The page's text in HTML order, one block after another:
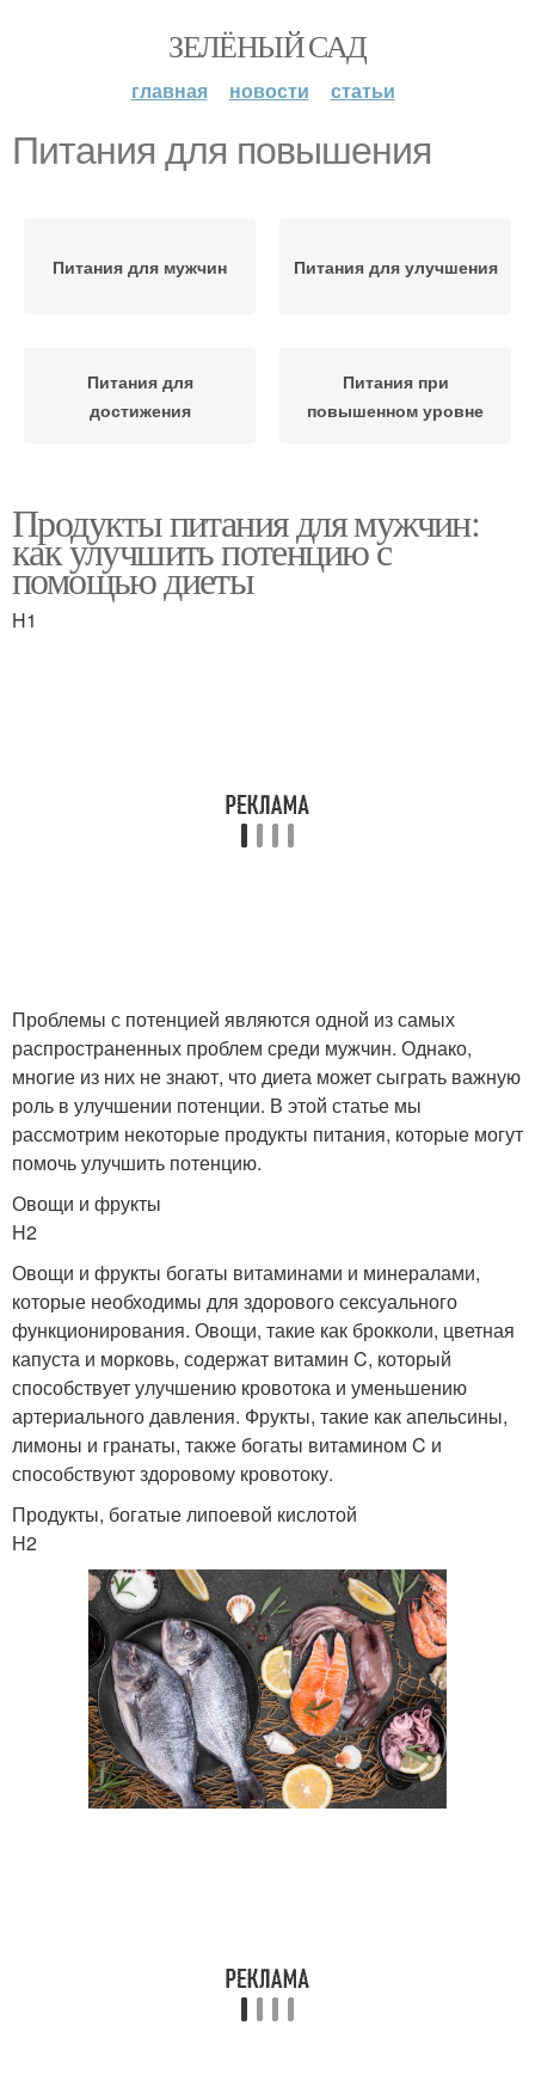
ЗЕЛЁНЫЙ САД
главная новости статьи
Питания для повышения
Питания для мужчин Питания для улучшения
Питания для
достижения
Питания при
повышенном уровне
Продукты питания для мужчин:
как улучшить потенцию с
помощью диеты
H1
Проблемы с потенцией являются одной из самых
распространенных проблем среди мужчин. Однако,
многие из них не знают, что диета может сыграть важную
роль в улучшении потенции. В этой статье мы
рассмотрим некоторые продукты питания, которые могут
помочь улучшить потенцию.
Овощи и фрукты
H2
Овощи и фрукты богаты витаминами и минералами,
которые необходимы для здорового сексуального
функционирования. Овощи, такие как брокколи, цветная
капуста и морковь, содержат витамин C, который
способствует улучшению кровотока и уменьшению
артериального давления. Фрукты, такие как апельсины,
лимоны и гранаты, также богаты витамином C и
способствуют здоровому кровотоку.
Продукты, богатые липоевой кислотой
H2